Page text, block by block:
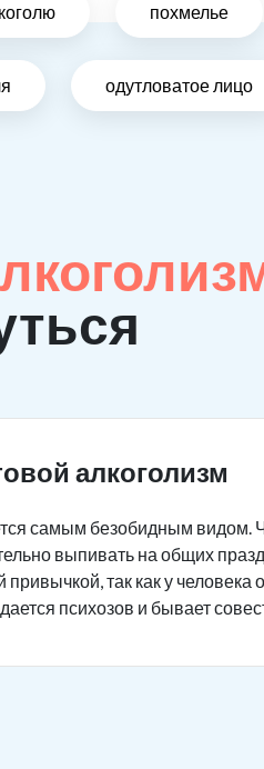
похмелье
одутловатое лицо
алкоголизм
самым безобидным видом.
выпивать на общих
привычкой, так как у человека
психозов и бывает